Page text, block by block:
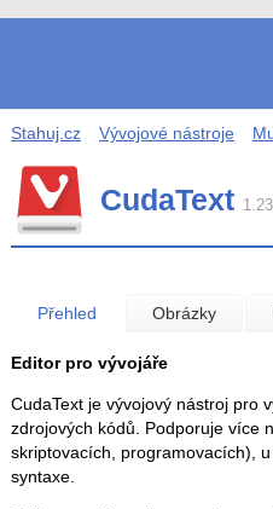
Stahuj.cz Vývojové nástroje
CudaText
Přehled Obrázky
Editor pro vývojáře
CudaText je vývojový nástroj pro
zdrojových kódů. Podporuje více
skriptovacích, programovacích),
syntaxe.